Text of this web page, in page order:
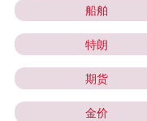
船舶
特朗
期货
金价